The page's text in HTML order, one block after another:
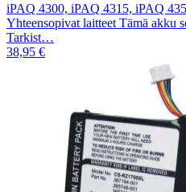
iPAQ 4300, iPAQ 4315, iPAQ
Yhteensopivat laitteet Tämä akku
Tarkist…
38,95 €